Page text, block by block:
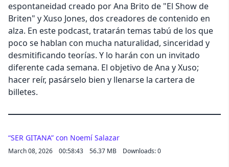
espontaneidad creado por Ana Brito de "El Show de
Briten" y Xuso Jones, dos creadores de contenido en
alza. En este podcast, tratarán temas tabú de los que
poco se hablan con mucha naturalidad, sinceridad y
desmitificando teorías. Y lo harán con un invitado
diferente cada semana. El objetivo de Ana y Xuso;
hacer reír, pasárselo bien y llenarse la cartera de
billetes.
Cancel
“SER GITANA” con Noemí Salazar
March 08, 2026 00:58:43 56.37 MB Downloads: 0